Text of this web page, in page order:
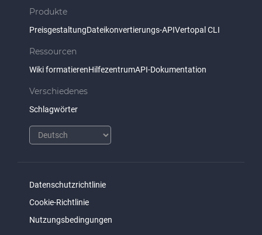
Produkte
PreisgestaltungDateikonvertierungs-APIVertopal CLI
Ressourcen
Wiki formatierenHilfezentrumAPI-Dokumentation
Verschiedenes
Schlagwörter
Datenschutzrichtlinie
Cookie-Richtlinie
Nutzungsbedingungen